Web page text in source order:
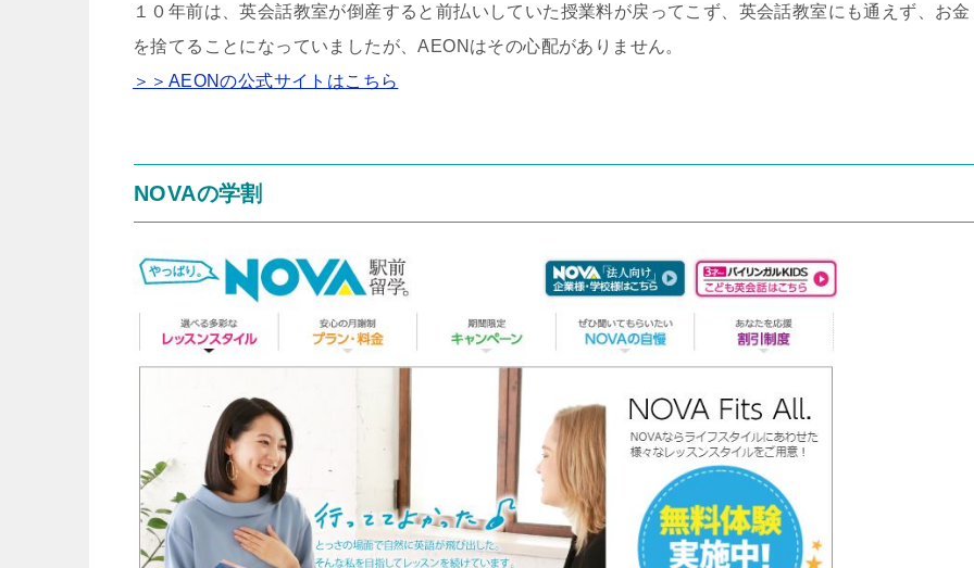
１０年前は、英会話教室が倒産すると前払いしていた授業料が戻ってこず、英会話教室にも通えず、お金
を捨てることになっていましたが、AEONはその心配がありません。
＞＞AEONの公式サイトはこちら
NOVAの学割